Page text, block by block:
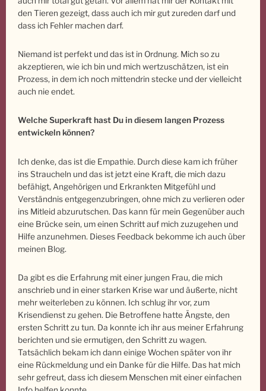
den Tieren gezeigt, dass auch ich mir gut zureden darf und
dass ich Fehler machen darf.
Niemand ist perfekt und das ist in Ordnung. Mich so zu
akzeptieren, wie ich bin und mich wertzuschätzen, ist ein
Prozess, in dem ich noch mittendrin stecke und der vielleicht
auch nie endet.
Welche Superkraft hast Du in diesem langen Prozess
entwickeln können?
Ich denke, das ist die Empathie. Durch diese kam ich früher
ins Straucheln und das ist jetzt eine Kraft, die mich dazu
befähigt, Angehörigen und Erkrankten Mitgefühl und
Verständnis entgegenzubringen, ohne mich zu verlieren oder
ins Mitleid abzurutschen. Das kann für mein Gegenüber auch
eine Brücke sein, um einen Schritt auf mich zuzugehen und
Hilfe anzunehmen. Dieses Feedback bekomme ich auch über
meinen Blog.
Da gibt es die Erfahrung mit einer jungen Frau, die mich
anschrieb und in einer starken Krise war und äußerte, nicht
mehr weiterleben zu können. Ich schlug ihr vor, zum
Krisendienst zu gehen. Die Betroffene hatte Ängste, den
ersten Schritt zu tun. Da konnte ich ihr aus meiner Erfahrung
berichten und sie ermutigen, den Schritt zu wagen.
Tatsächlich bekam ich dann einige Wochen später von ihr
eine Rückmeldung und ein Danke für die Hilfe. Das hat mich
sehr gefreut, dass ich diesem Menschen mit einer einfachen